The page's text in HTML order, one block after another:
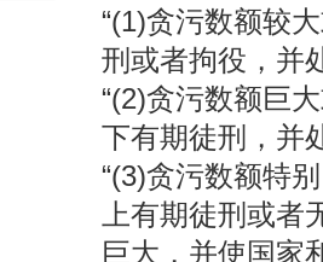
“(1)贪污数额较
刑或者拘役，并
“(2)贪污数额巨
下有期徒刑，并
“(3)贪污数额特
上有期徒刑或
巨大，并使国家